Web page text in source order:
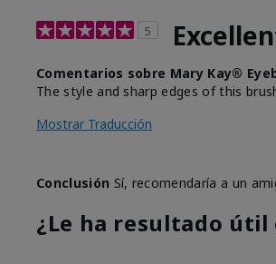
5
Comentarios sobre Mary Kay®
The style and sharp edges of this
Mostrar Traducción
Conclusión Sí, recomendaría a un
¿Le ha resultado útil